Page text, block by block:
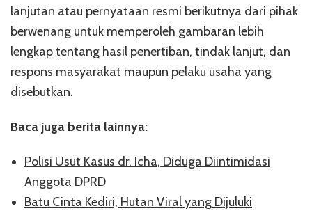
lanjutan atau pernyataan resmi berikutnya dari pihak
berwenang untuk memperoleh gambaran lebih
lengkap tentang hasil penertiban, tindak lanjut, dan
respons masyarakat maupun pelaku usaha yang
disebutkan.
Baca juga berita lainnya:
Polisi Usut Kasus dr. Icha, Diduga Diintimidasi
Anggota DPRD
Batu Cinta Kediri, Hutan Viral yang Dijuluki